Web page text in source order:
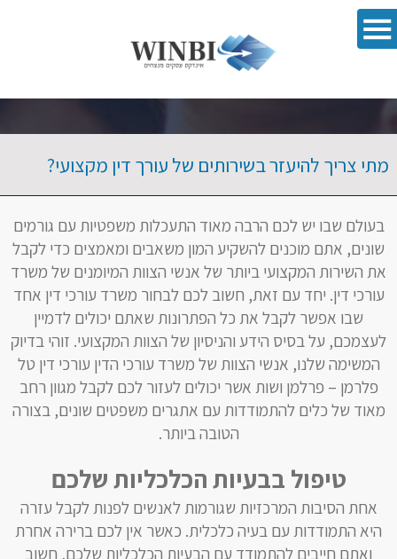
מתי צריך להיעזר בשירותים של עורך דין מקצועי?
בעולם שבו יש לכם הרבה מאוד התעכלות משפטיות עם גורמים
שונים, אתם מוכנים להשקיע המון משאבים ומאמצים כדי לקבל
את השירות המקצועי ביותר של אנשי הצוות המיומנים של משרד
עורכי דין. יחד עם זאת, חשוב לכם לבחור משרד עורכי דין אחד
שבו אפשר לקבל את כל הפתרונות שאתם יכולים לדמיין
לעצמכם, על בסיס הידע והניסיון של הצוות המקצועי. ‏זוהי בדיוק
המשימה שלנו, אנשי הצוות של משרד עורכי הדין עורכי דין טל
פלרמן – פרלמן ושות אשר יכולים לעזור לכם לקבל מגוון רחב
מאוד של כלים להתמודדות עם אתגרים משפטים שונים, בצורה
הטובה ביותר.
טיפול בבעיות הכלכליות שלכם
‏אחת הסיבות המרכזיות שגורמות לאנשים לפנות לקבל עזרה
היא התמודדות עם בעיה כלכלית. כאשר אין לכם ברירה אחרת
ואתם חייבים ‏להתמודד עם הבעיות הכלכליות שלכם, חשוב